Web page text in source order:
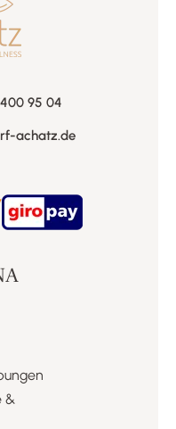
95 04
achatz.de
&